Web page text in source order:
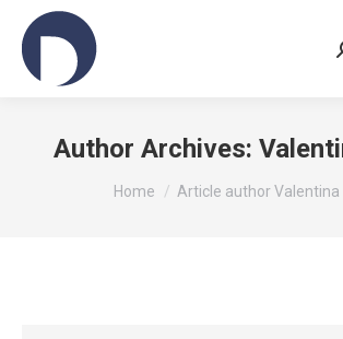
Author Archives:
You are here:
Home Article author Valentina